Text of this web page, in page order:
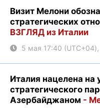
Визит Мелони
стратегических
ВЗГЛЯД из Италии
5 мая 17:40 (UTC+04),
Италия нацелена на
стратегического
Азербайджаном -